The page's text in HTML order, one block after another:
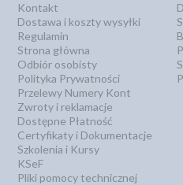
Kontakt
Dostawa i koszty wysyłki
Regulamin
Strona główna
Odbiór osobisty
Polityka Prywatności
Przelewy Numery Kont
Zwroty i reklamacje
Dostępne Płatność
Certyfikaty i Dokumentacje
Szkolenia i Kursy
KSeF
Pliki pomocy technicznej